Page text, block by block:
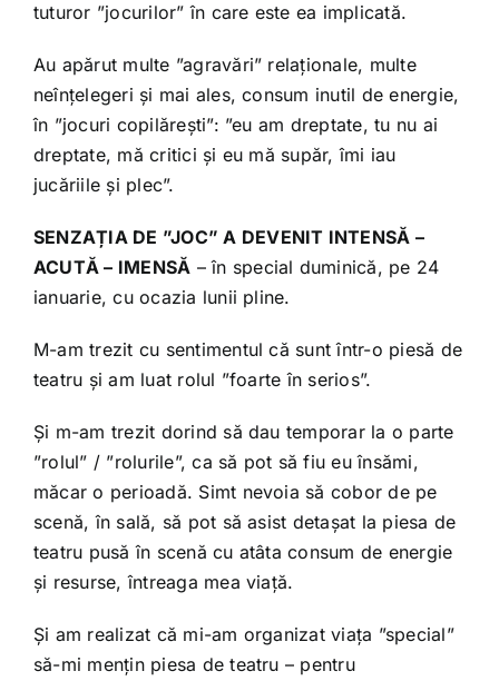
tuturor ”jocurilor” în care este ea implicată.
Au apărut multe ”agravări” relaționale, multe
neînțelegeri și mai ales, consum inutil de energie,
în ”jocuri copilărești”: ”eu am dreptate, tu nu ai
dreptate, mă critici și eu mă supăr, îmi iau
jucăriile și plec”.
SENZAȚIA DE ”JOC” A DEVENIT INTENSĂ –
ACUTĂ – IMENSĂ – în special duminică, pe 24
ianuarie, cu ocazia lunii pline.
M-am trezit cu sentimentul că sunt într-o piesă de
teatru și am luat rolul ”foarte în serios”.
Și m-am trezit dorind să dau temporar la o parte
”rolul” / ”rolurile”, ca să pot să fiu eu însămi,
măcar o perioadă. Simt nevoia să cobor de pe
scenă, în sală, să pot să asist detașat la piesa de
teatru pusă în scenă cu atâta consum de energie
și resurse, întreaga mea viață.
Și am realizat că mi-am organizat viața ”special”
să-mi mențin piesa de teatru – pentru